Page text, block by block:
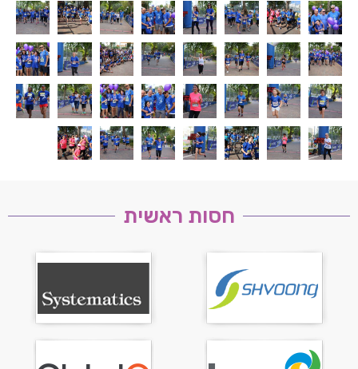
חסות ראשית